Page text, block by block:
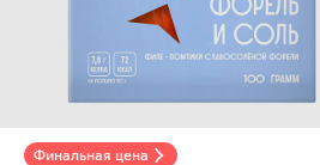
Финальная цена